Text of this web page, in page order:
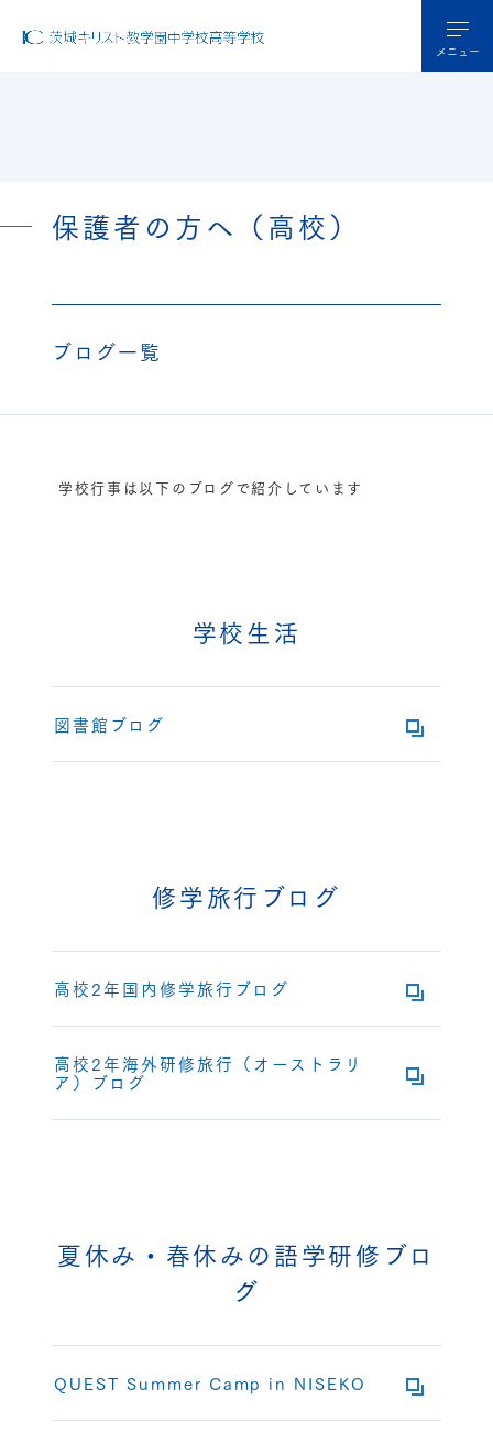
メニュー
保護者の方へ（高校）
ブログ一覧
学校行事は以下のブログで紹介しています
学校生活
図書館ブログ
修学旅行ブログ
高校2年国内修学旅行ブログ
高校2年海外研修旅行（オーストラリ
ア）ブログ
夏休み・春休みの語学研修ブロ
グ
QUEST Summer Camp in NISEKO